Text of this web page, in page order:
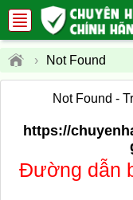
› Not Found
Not Found -
https://
Đường dẫn